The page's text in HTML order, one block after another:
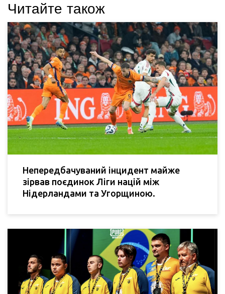
Читайте також
Непередбачуваний інцидент майже
зірвав поєдинок Ліги націй між
Нідерландами та Угорщиною.